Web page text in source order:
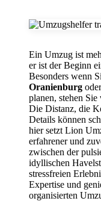
Ein Umzug ist
er ist der Beginn
Besonders wenn
Oranienburg
planen, stehen
Die Distanz, die
Details können
hier setzt Lion
erfahrener und
zwischen der
idyllischen
stressfreien
Expertise und
organisierten